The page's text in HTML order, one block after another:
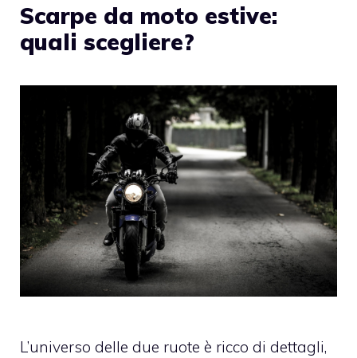
Scarpe da moto estive:
quali scegliere?
L’universo delle due ruote è ricco di dettagli,